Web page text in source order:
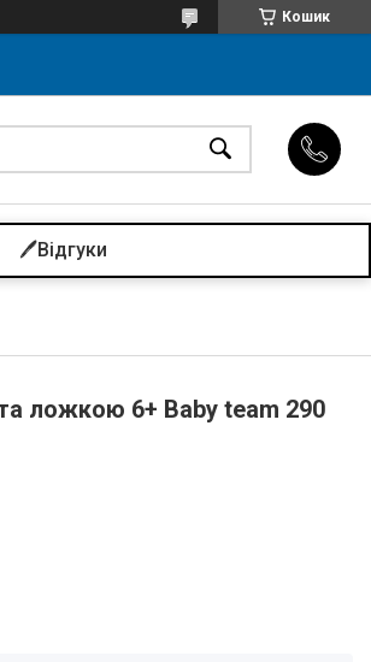
Кошик
🖊️Відгуки
ложкою 6+ Baby team 290